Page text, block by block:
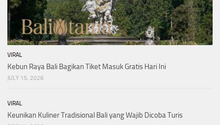
VIRAL
Kebun Raya Bali Bagikan Tiket Masuk Gratis Hari Ini
JULY 15, 2026
VIRAL
Keunikan Kuliner Tradisional Bali yang Wajib Dicoba Turis